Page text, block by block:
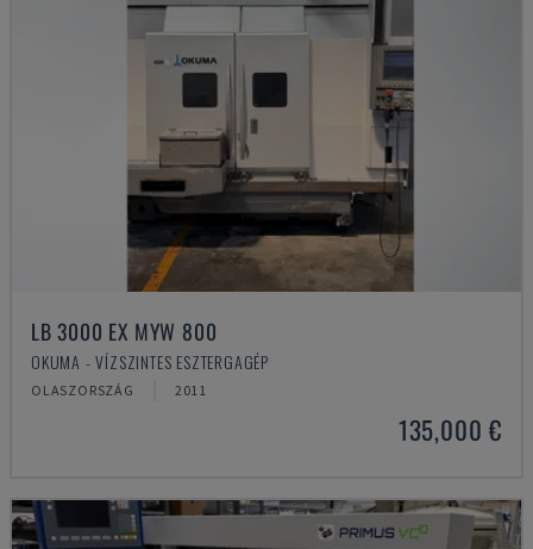
LB 3000 EX MYW 800
OKUMA - VÍZSZINTES ESZTERGAGÉP
OLASZORSZÁG 2011
135,000 €